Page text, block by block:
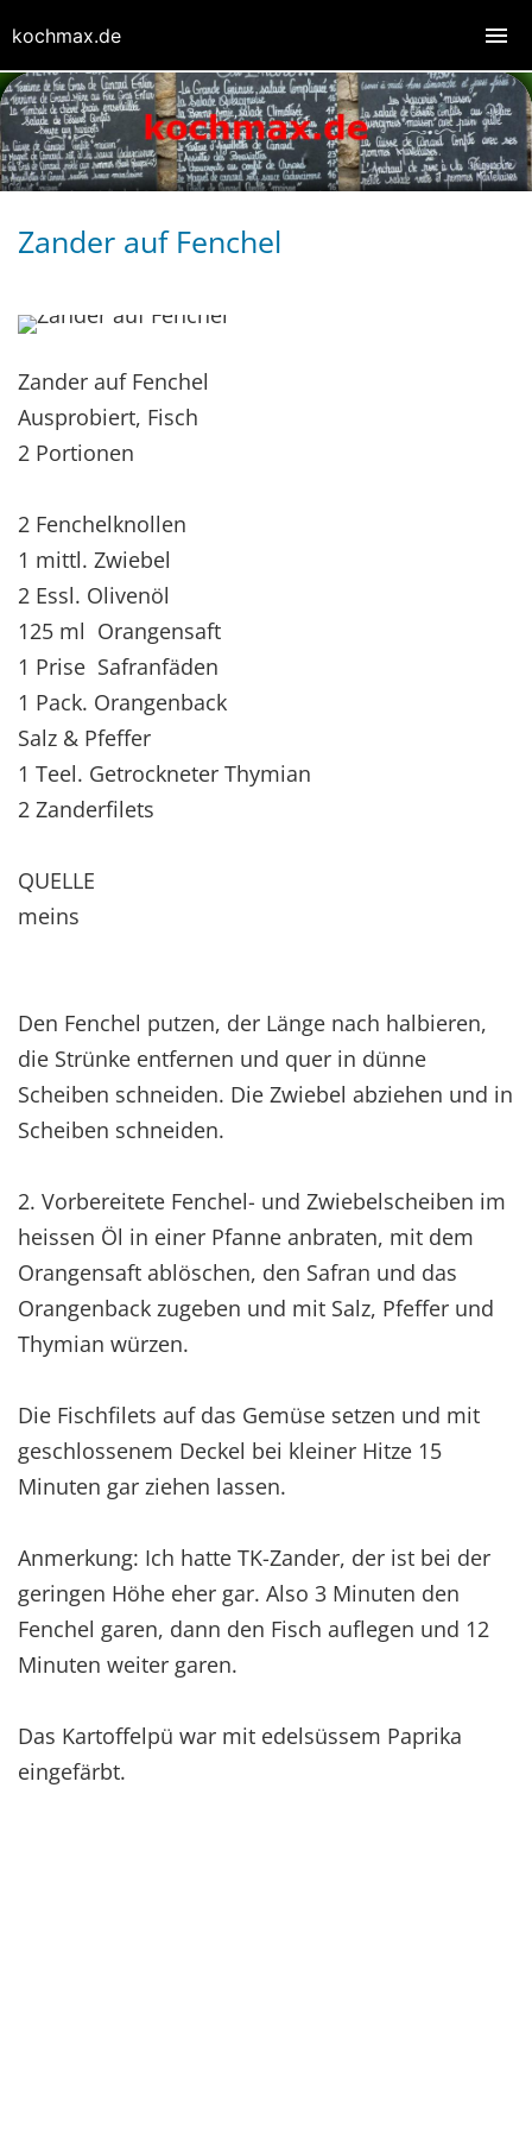
Zander auf Fenchel
Zander auf Fenchel
Ausprobiert, Fisch
2 Portionen
2 Fenchelknollen
1 mittl. Zwiebel
2 Essl. Olivenöl
125 ml Orangensaft
1 Prise Safranfäden
1 Pack. Orangenback
Salz & Pfeffer
1 Teel. Getrockneter Thymian
2 Zanderfilets
QUELLE
meins
Den Fenchel putzen, der Länge nach halbieren,
die Strünke entfernen und quer in dünne
Scheiben schneiden. Die Zwiebel abziehen und in
Scheiben schneiden.
2. Vorbereitete Fenchel- und Zwiebelscheiben im
heissen Öl in einer Pfanne anbraten, mit dem
Orangensaft ablöschen, den Safran und das
Orangenback zugeben und mit Salz, Pfeffer und
Thymian würzen.
Die Fischfilets auf das Gemüse setzen und mit
geschlossenem Deckel bei kleiner Hitze 15
Minuten gar ziehen lassen.
Anmerkung: Ich hatte TK-Zander, der ist bei der
geringen Höhe eher gar. Also 3 Minuten den
Fenchel garen, dann den Fisch auflegen und 12
Minuten weiter garen.
Das Kartoffelpü war mit edelsüssem Paprika
eingefärbt.
kochmax.de